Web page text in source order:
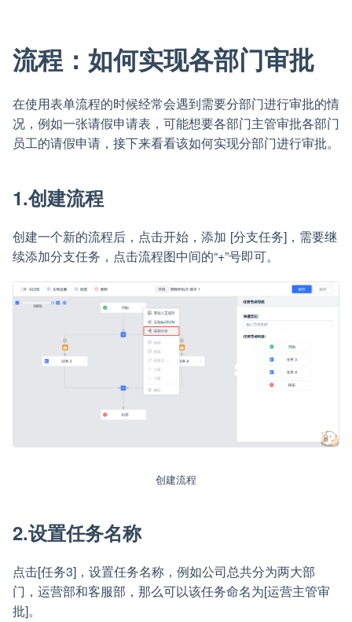
流程：如何实现各部门审批
在使用表单流程的时候经常会遇到需要分部门进行审批的情
况，例如一张请假申请表，可能想要各部门主管审批各部门
员工的请假申请，接下来看看该如何实现分部门进行审批。
1.创建流程
创建一个新的流程后，点击开始，添加 [分支任务]，需要继
续添加分支任务，点击流程图中间的“+”号即可。
创建流程
2.设置任务名称
点击[任务3]，设置任务名称，例如公司总共分为两大部
门，运营部和客服部，那么可以该任务命名为[运营主管审
批]。